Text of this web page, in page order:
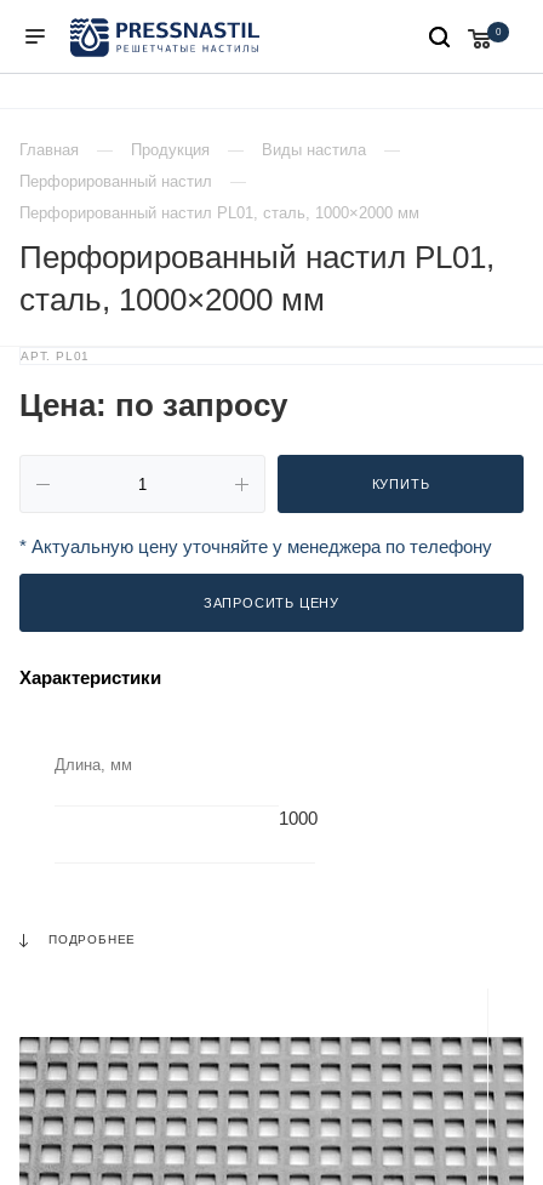
0
Главная Продукция
Виды настила
Перфорированный настил
Перфорированный настил PL01, сталь, 1000×2000 мм
Перфорированный настил PL01,
сталь, 1000×2000 мм
АРТ. PL01
Цена: по запросу
КУПИТЬ
* Актуальную цену уточняйте у менеджера по телефону
ЗАПРОСИТЬ ЦЕНУ
Характеристики
Длина, мм
1000
ПОДРОБНЕЕ